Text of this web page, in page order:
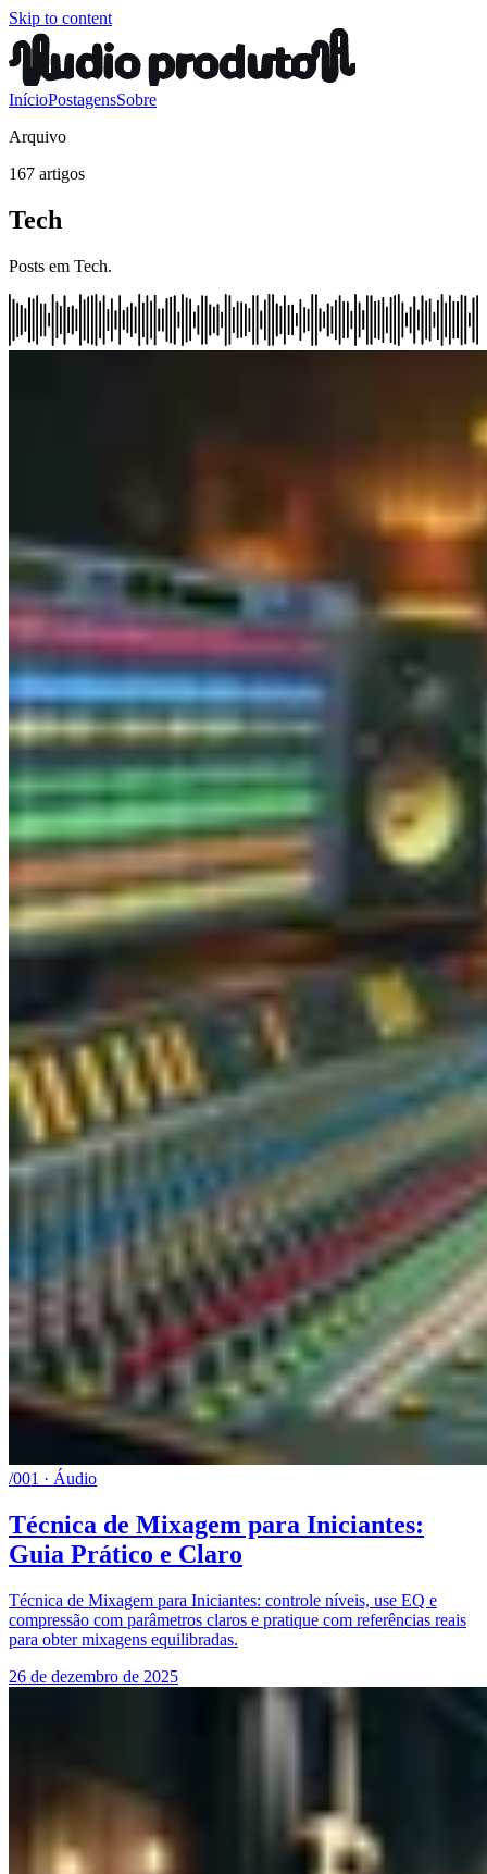
Skip to content
InícioPostagensSobre
Arquivo
167 artigos
Tech
Posts em Tech.
/001 · Áudio
Técnica de Mixagem para Iniciantes:
Guia Prático e Claro
Técnica de Mixagem para Iniciantes: controle níveis, use EQ e
compressão com parâmetros claros e pratique com referências reais
para obter mixagens equilibradas.
26 de dezembro de 2025